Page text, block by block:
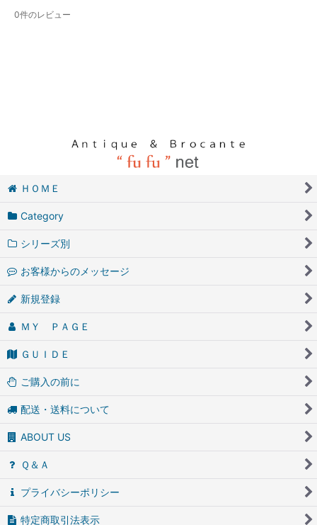
0件のレビュー
ＨＯＭＥ
Category
シリーズ別
お客様からのメッセージ
新規登録
ＭＹ ＰＡＧＥ
ＧＵＩＤＥ
ご購入の前に
配送・送料について
ABOUT US
Ｑ＆Ａ
プライバシーポリシー
特定商取引法表示